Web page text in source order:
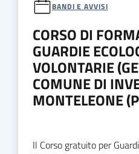
BANDI E AVVISI
CORSO DI
GUARDIE
VOLONTARIE
COMUNE DI
MONTELEONE
Il Corso gratuito per